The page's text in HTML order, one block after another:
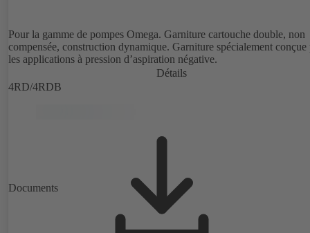
Pour la gamme de pompes Omega. Garniture cartouche double, non
compensée, construction dynamique. Garniture spécialement conçue
les applications à pression d’aspiration négative.
Détails
4RD/4RDB
Documents